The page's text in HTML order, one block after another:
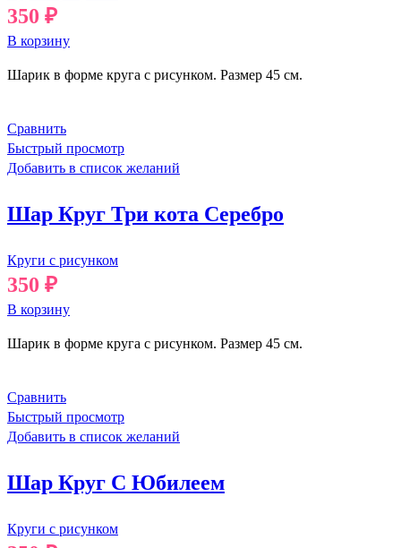
350 ₽
В корзину
Шарик в форме круга с рисунком. Размер 45 см.
Сравнить
Быстрый просмотр
Добавить в список желаний
Шар Круг Три кота Серебро
Круги с рисунком
350 ₽
В корзину
Шарик в форме круга с рисунком. Размер 45 см.
Сравнить
Быстрый просмотр
Добавить в список желаний
Шар Круг С Юбилеем
Круги с рисунком